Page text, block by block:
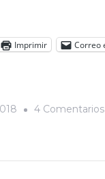
Imprimir Correo
4 Comentarios